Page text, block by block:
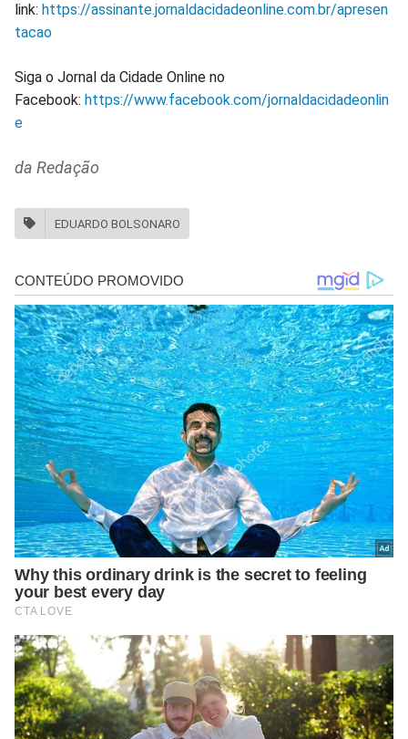
link: https://assinante.jornaldacidadeonline.com.br/apresen
tacao
Siga o Jornal da Cidade Online no
Facebook: https://www.facebook.com/jornaldacidadeonlin
e
da Redação
EDUARDO BOLSONARO